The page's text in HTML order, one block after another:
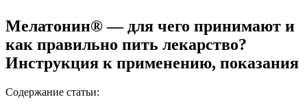
Мелатонин® — для чего принимают и
как правильно пить лекарство?
Инструкция к применению, показания
Содержание статьи: